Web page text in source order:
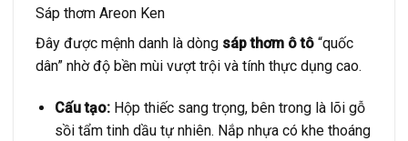
Sáp thơm Areon Ken
Đây được mệnh danh là dòng sáp thơm ô tô “quốc
dân” nhờ độ bền mùi vượt trội và tính thực dụng cao.
Cấu tạo:Hộp thiếc sang trọng, bên trong là lõi gỗ
sồi tẩm tinh dầu tự nhiên. Nắp nhựa có khe thoáng